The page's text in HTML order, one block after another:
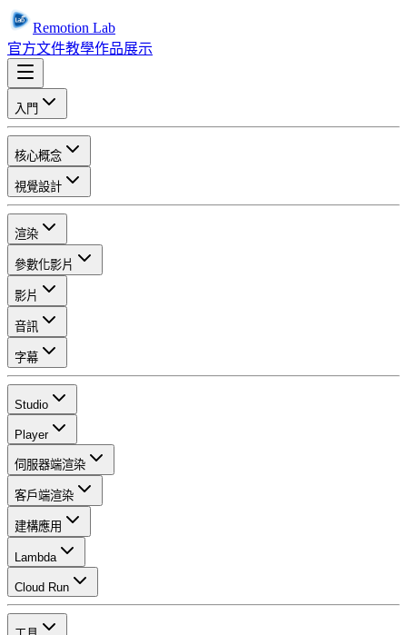
Remotion Lab
官方文件教學作品展示
入門
核心概念
視覺設計
渲染
參數化影片
影片
音訊
字幕
Studio
Player
伺服器端渲染
客戶端渲染
建構應用
Lambda
Cloud Run